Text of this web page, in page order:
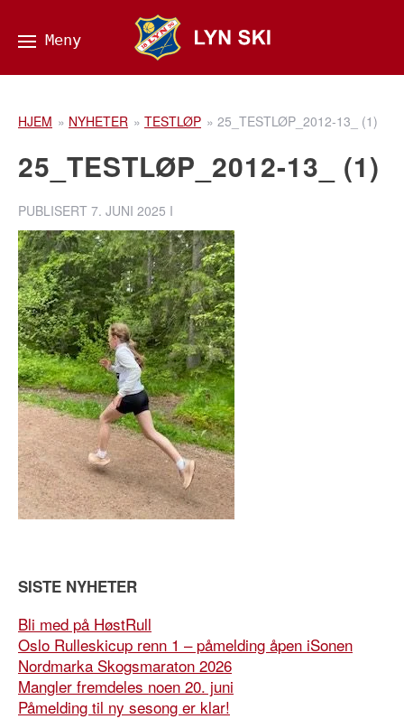
HJEM » NYHETER » TESTLØP » 25_TESTLØP_2012-13_ (1)
25_TESTLØP_2012-13_ (1)
PUBLISERT 7. JUNI 2025 I
SISTE NYHETER
Bli med på HøstRull
Oslo Rulleskicup renn 1 – påmelding åpen iSonen
Nordmarka Skogsmaraton 2026
Mangler fremdeles noen 20. juni
Påmelding til ny sesong er klar!